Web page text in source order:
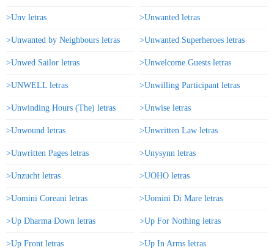
>Unv letras >Unwanted letras
>Unwanted by Neighbours letras >Unwanted Superheroes letras
>Unwed Sailor letras >Unwelcome Guests letras
>UNWELL letras >Unwilling Participant letras
>Unwinding Hours (The) letras >Unwise letras
>Unwound letras >Unwritten Law letras
>Unwritten Pages letras >Unysynn letras
>Unzucht letras >UOHO letras
>Uomini Coreani letras >Uomini Di Mare letras
>Up Dharma Down letras >Up For Nothing letras
>Up Front letras >Up In Arms letras